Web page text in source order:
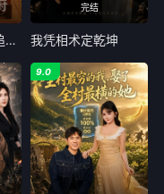
被休后，我给辛追当主厨
完结
我凭相术定乾坤
9.0